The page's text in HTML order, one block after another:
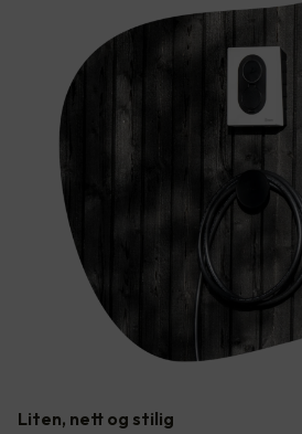
Liten, nett og stilig